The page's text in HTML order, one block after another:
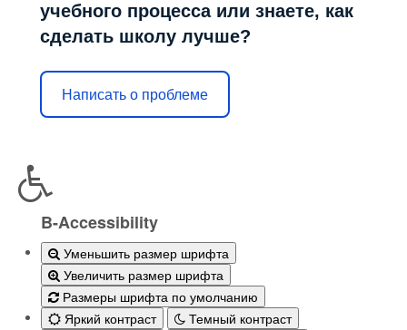
учебного процесса или знаете, как
сделать школу лучше?
Написать о проблеме
B-Accessibility
Уменьшить размер шрифта
Увеличить размер шрифта
Размеры шрифта по умолчанию
Яркий контраст
Темный контраст